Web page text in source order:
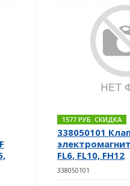
1577 РУБ. СКИДКА
338050101
FL6, FL10, FH12
338050101